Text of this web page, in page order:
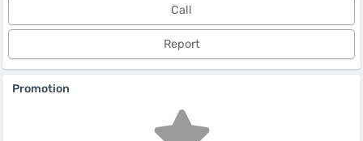
Call
Report
Promotion